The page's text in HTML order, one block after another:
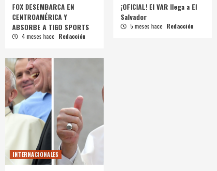
FOX DESEMBARCA EN
CENTROAMÉRICA Y
ABSORBE A TIGO SPORTS
4 meses hace Redacción
¡OFICIAL! El VAR llega a El
Salvador
5 meses hace Redacción
INTERNACIONALES